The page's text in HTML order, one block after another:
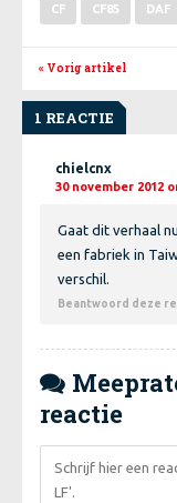
CF CF85 DAF
« Vorig artikel
1 REACTIE
chielcnx
30 november 2012
Gaat dit verhaal
een fabriek in
verschil.
Beantwoord deze

reactie